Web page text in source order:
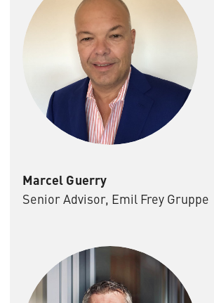
Marcel Guerry
Senior Advisor, Emil Frey Gruppe